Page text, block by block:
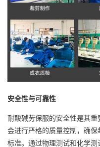
安全性与可靠性
耐酸碱劳保服的安全性是其
会进行严格的质量控制，确
标准。通过物理测试和化学